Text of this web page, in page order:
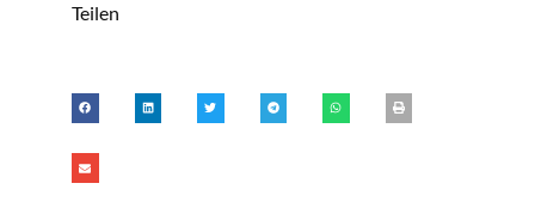
Teilen